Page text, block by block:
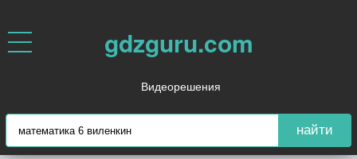
gdzguru.com
Видеорешения
найти